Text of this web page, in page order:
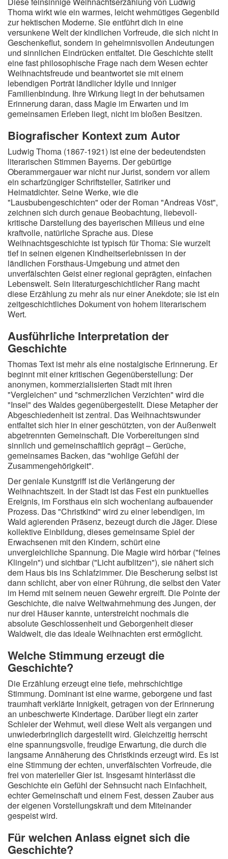
Thoma wirkt wie ein warmes, leicht wehmütiges Gegenbild
zur hektischen Moderne. Sie entführt dich in eine
versunkene Welt der kindlichen Vorfreude, die sich nicht in
Geschenkeflut, sondern in geheimnisvollen Andeutungen
und sinnlichen Eindrücken entfaltet. Die Geschichte stellt
eine fast philosophische Frage nach dem Wesen echter
Weihnachtsfreude und beantwortet sie mit einem
lebendigen Porträt ländlicher Idylle und inniger
Familienbindung. Ihre Wirkung liegt in der behutsamen
Erinnerung daran, dass Magie im Erwarten und im
gemeinsamen Erleben liegt, nicht im bloßen Besitzen.
Biografischer Kontext zum Autor
Ludwig Thoma (1867-1921) ist eine der bedeutendsten
literarischen Stimmen Bayerns. Der gebürtige
Oberammergauer war nicht nur Jurist, sondern vor allem
ein scharfzüngiger Schriftsteller, Satiriker und
Heimatdichter. Seine Werke, wie die
"Lausbubengeschichten" oder der Roman "Andreas Vöst",
zeichnen sich durch genaue Beobachtung, liebevoll-
kritische Darstellung des bayerischen Milieus und eine
kraftvolle, natürliche Sprache aus. Diese
Weihnachtsgeschichte ist typisch für Thoma: Sie wurzelt
tief in seinen eigenen Kindheitserlebnissen in der
ländlichen Forsthaus-Umgebung und atmet den
unverfälschten Geist einer regional geprägten, einfachen
Lebenswelt. Sein literaturgeschichtlicher Rang macht
diese Erzählung zu mehr als nur einer Anekdote; sie ist ein
zeitgeschichtliches Dokument von hohem literarischem
Wert.
Ausführliche Interpretation der
Geschichte
Thomas Text ist mehr als eine nostalgische Erinnerung. Er
beginnt mit einer kritischen Gegenüberstellung: Der
anonymen, kommerzialisierten Stadt mit ihren
"Vergleichen" und "schmerzlichen Verzichten" wird die
"Insel" des Waldes gegenübergestellt. Diese Metapher der
Abgeschiedenheit ist zentral. Das Weihnachtswunder
entfaltet sich hier in einer geschützten, von der Außenwelt
abgetrennten Gemeinschaft. Die Vorbereitungen sind
sinnlich und gemeinschaftlich geprägt – Gerüche,
gemeinsames Backen, das "wohlige Gefühl der
Zusammengehörigkeit".
Der geniale Kunstgriff ist die Verlängerung der
Weihnachtszeit. In der Stadt ist das Fest ein punktuelles
Ereignis, im Forsthaus ein sich wochenlang aufbauender
Prozess. Das "Christkind" wird zu einer lebendigen, im
Wald agierenden Präsenz, bezeugt durch die Jäger. Diese
kollektive Einbildung, dieses gemeinsame Spiel der
Erwachsenen mit den Kindern, schürt eine
unvergleichliche Spannung. Die Magie wird hörbar ("feines
Klingeln") und sichtbar ("Licht aufblitzen"), sie nähert sich
dem Haus bis ins Schlafzimmer. Die Bescherung selbst ist
dann schlicht, aber von einer Rührung, die selbst den Vater
im Hemd mit seinem neuen Gewehr ergreift. Die Pointe der
Geschichte, die naive Weltwahrnehmung des Jungen, der
nur drei Häuser kannte, unterstreicht nochmals die
absolute Geschlossenheit und Geborgenheit dieser
Waldwelt, die das ideale Weihnachten erst ermöglicht.
Welche Stimmung erzeugt die
Geschichte?
Die Erzählung erzeugt eine tiefe, mehrschichtige
Stimmung. Dominant ist eine warme, geborgene und fast
traumhaft verklärte Innigkeit, getragen von der Erinnerung
an unbeschwerte Kindertage. Darüber liegt ein zarter
Schleier der Wehmut, weil diese Welt als vergangen und
unwiederbringlich dargestellt wird. Gleichzeitig herrscht
eine spannungsvolle, freudige Erwartung, die durch die
langsame Annäherung des Christkinds erzeugt wird. Es ist
eine Stimmung der echten, unverfälschten Vorfreude, die
frei von materieller Gier ist. Insgesamt hinterlässt die
Geschichte ein Gefühl der Sehnsucht nach Einfachheit,
echter Gemeinschaft und einem Fest, dessen Zauber aus
der eigenen Vorstellungskraft und dem Miteinander
gespeist wird.
Für welchen Anlass eignet sich die
Geschichte?